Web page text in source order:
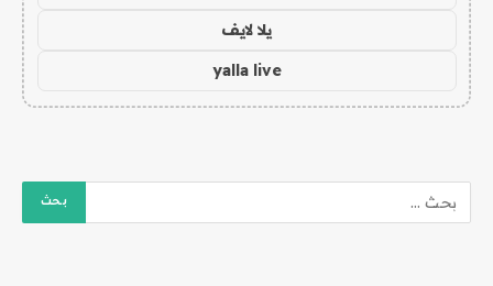
يلا لايف
yalla live